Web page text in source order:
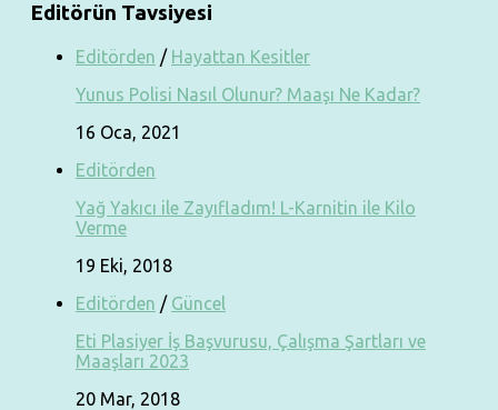
Editörün Tavsiyesi
Editörden / Hayattan Kesitler
Yunus Polisi Nasıl Olunur? Maaşı Ne Kadar?
16 Oca, 2021
Editörden
Yağ Yakıcı ile Zayıfladım! L-Karnitin ile Kilo
Verme
19 Eki, 2018
Editörden / Güncel
Eti Plasiyer İş Başvurusu, Çalışma Şartları ve
Maaşları 2023
20 Mar, 2018